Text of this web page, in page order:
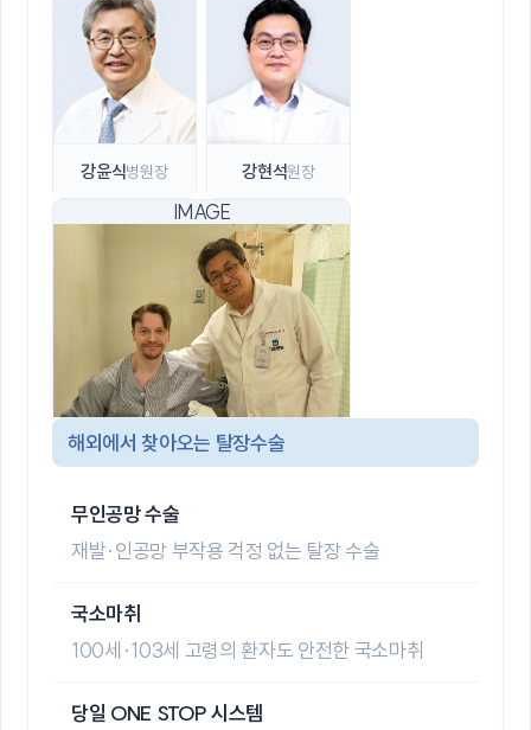
강윤식병원장 강현석원장
해외에서 찾아오는 탈장수술
무인공망 수술
재발·인공망 부작용 걱정 없는 탈장 수술
국소마취
100세·103세 고령의 환자도 안전한 국소마취
당일 ONE STOP 시스템